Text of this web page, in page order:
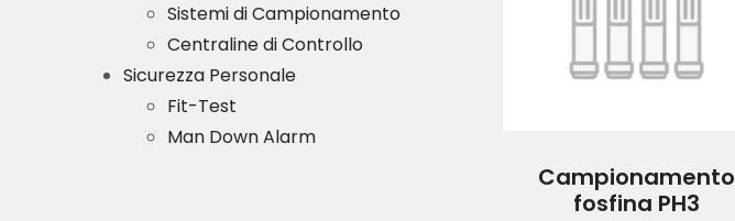
Sistemi di Campionamento
Centraline di Controllo
Sicurezza Personale
Fit-Test
Man Down Alarm
Campionamento
fosfina PH3